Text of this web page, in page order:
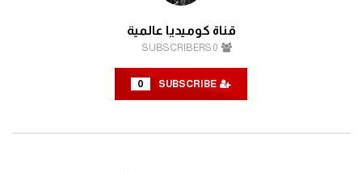
قناة كوميديا عالمية
0
SUBSCRIBERS
0